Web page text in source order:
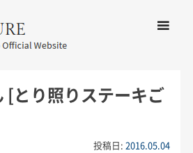
ュ
ツへ移動
[とり照りステーキご
投稿日:2016.05.04